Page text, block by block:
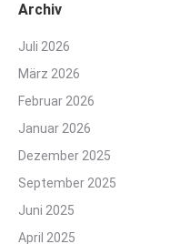
Archiv
Juli 2026
März 2026
Februar 2026
Januar 2026
Dezember 2025
September 2025
Juni 2025
April 2025